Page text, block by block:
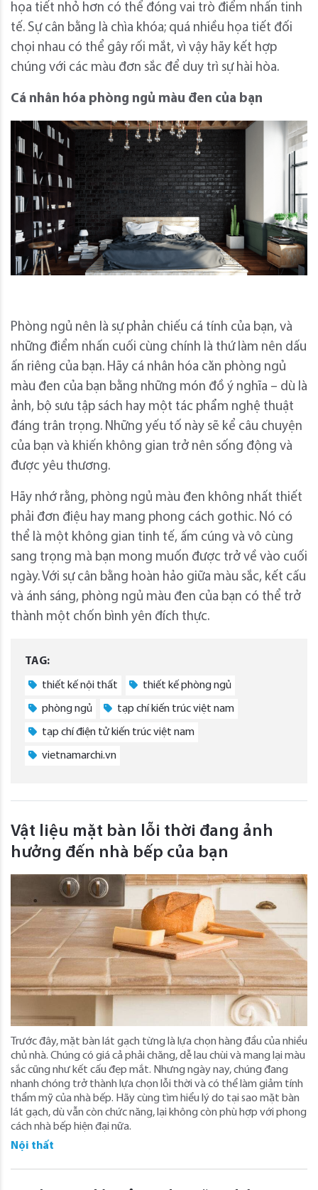
họa tiết nhỏ hơn có thể đóng vai trò điểm nhấn tinh
tế. Sự cân bằng là chìa khóa; quá nhiều họa tiết đối
chọi nhau có thể gây rối mắt, vì vậy hãy kết hợp
chúng với các màu đơn sắc để duy trì sự hài hòa.
Cá nhân hóa phòng ngủ màu đen của bạn
Phòng ngủ nên là sự phản chiếu cá tính của bạn, và
những điểm nhấn cuối cùng chính là thứ làm nên dấu
ấn riêng của bạn. Hãy cá nhân hóa căn phòng ngủ
màu đen của bạn bằng những món đồ ý nghĩa – dù là
ảnh, bộ sưu tập sách hay một tác phẩm nghệ thuật
đáng trân trọng. Những yếu tố này sẽ kể câu chuyện
của bạn và khiến không gian trở nên sống động và
được yêu thương.
Hãy nhớ rằng, phòng ngủ màu đen không nhất thiết
phải đơn điệu hay mang phong cách gothic. Nó có
thể là một không gian tinh tế, ấm cúng và vô cùng
sang trọng mà bạn mong muốn được trở về vào cuối
ngày. Với sự cân bằng hoàn hảo giữa màu sắc, kết cấu
và ánh sáng, phòng ngủ màu đen của bạn có thể trở
thành một chốn bình yên đích thực.
TAG:
thiết kế nội thất thiết kế phòng ngủ
phòng ngủ tạp chí kiến trúc việt nam
tạp chí điện tử kiến trúc việt nam
vietnamarchi.vn
Vật liệu mặt bàn lỗi thời đang ảnh
hưởng đến nhà bếp của bạn
Trước đây, mặt bàn lát gạch từng là lựa chọn hàng đầu của nhiều
chủ nhà. Chúng có giá cả phải chăng, dễ lau chùi và mang lại màu
sắc cũng như kết cấu đẹp mắt. Nhưng ngày nay, chúng đang
nhanh chóng trở thành lựa chọn lỗi thời và có thể làm giảm tính
thẩm mỹ của nhà bếp. Hãy cùng tìm hiểu lý do tại sao mặt bàn
lát gạch, dù vẫn còn chức năng, lại không còn phù hợp với phong
cách nhà bếp hiện đại nữa.
Nội thất